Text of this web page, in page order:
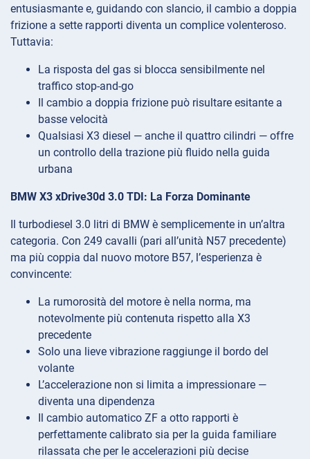
entusiasmante e, guidando con slancio, il cambio a doppia
frizione a sette rapporti diventa un complice volenteroso.
Tuttavia:
La risposta del gas si blocca sensibilmente nel
traffico stop-and-go
Il cambio a doppia frizione può risultare esitante a
basse velocità
Qualsiasi X3 diesel — anche il quattro cilindri — offre
un controllo della trazione più fluido nella guida
urbana
BMW X3 xDrive30d 3.0 TDI: La Forza Dominante
Il turbodiesel 3.0 litri di BMW è semplicemente in un’altra
categoria. Con 249 cavalli (pari all’unità N57 precedente)
ma più coppia dal nuovo motore B57, l’esperienza è
convincente:
La rumorosità del motore è nella norma, ma
notevolmente più contenuta rispetto alla X3
precedente
Solo una lieve vibrazione raggiunge il bordo del
volante
L’accelerazione non si limita a impressionare —
diventa una dipendenza
Il cambio automatico ZF a otto rapporti è
perfettamente calibrato sia per la guida familiare
rilassata che per le accelerazioni più decise